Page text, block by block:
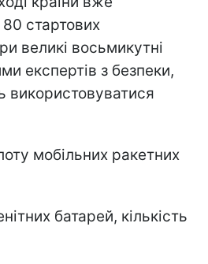
стартових
великі восьмикутні
експертів з безпеки,
використовуватися
мобільних ракетних
батарей, кількість